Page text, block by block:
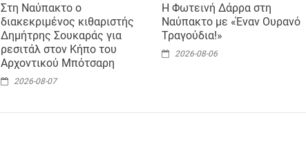
Στη Ναύπακτο ο
διακεκριμένος κιθαριστής
Δημήτρης Σουκαράς για
ρεσιτάλ στον Κήπο του
Αρχοντικού Μπότσαρη
2026-08-07
Η Φωτεινή Δάρρα στη
Ναύπακτο με «Έναν Ουρανό
Τραγούδια!»
2026-08-06